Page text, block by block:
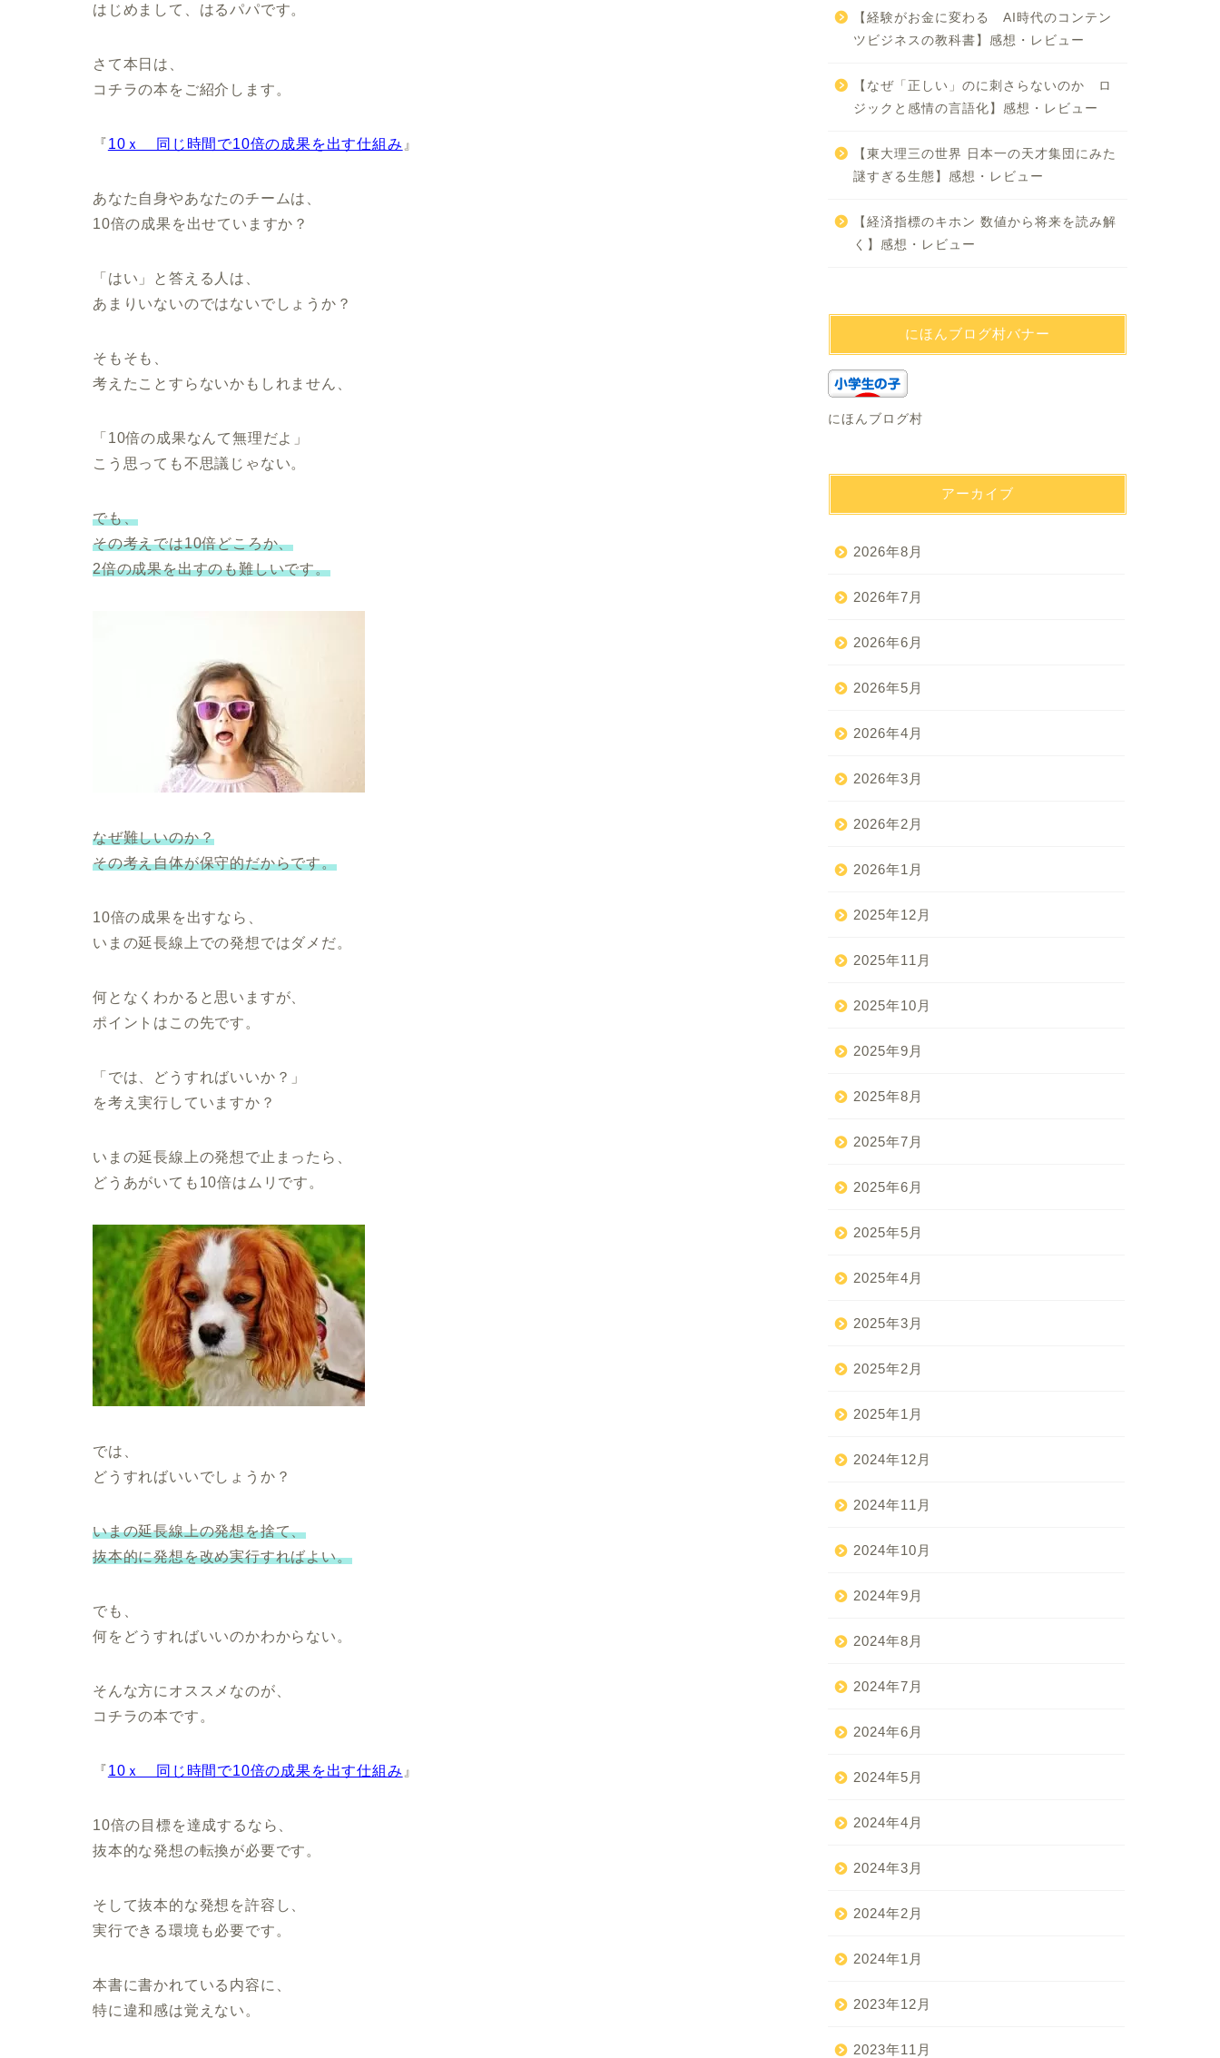
はじめまして、はるパパです。
さて本日は、
コチラの本をご紹介します。
『10ｘ 同じ時間で10倍の成果を出す仕組み 』
あなた自身やあなたのチームは、
10倍の成果を出せていますか？
「はい」と答える人は、
あまりいないのではないでしょうか？
そもそも、
考えたことすらないかもしれません、
「10倍の成果なんて無理だよ」
こう思っても不思議じゃない。
でも、
その考えでは10倍どころか、
2倍の成果を出すのも難しいです。
なぜ難しいのか？
その考え自体が保守的だからです。
10倍の成果を出すなら、
いまの延長線上での発想ではダメだ。
何となくわかると思いますが、
ポイントはこの先です。
「では、どうすればいいか？」
を考え実行していますか？
いまの延長線上の発想で止まったら、
どうあがいても10倍はムリです。
では、
どうすればいいでしょうか？
いまの延長線上の発想を捨て、
抜本的に発想を改め実行すればよい。
でも、
何をどうすればいいのかわからない。
そんな方にオススメなのが、
コチラの本です。
『10ｘ 同じ時間で10倍の成果を出す仕組み 』
10倍の目標を達成するなら、
抜本的な発想の転換が必要です。
そして抜本的な発想を許容し、
実行できる環境も必要です。
本書に書かれている内容に、
特に違和感は覚えない。
【経験がお金に変わる AI時代のコンテン
ツビジネスの教科書】感想・レビュー
【なぜ「正しい」のに刺さらないのか ロ
ジックと感情の言語化】感想・レビュー
【東大理三の世界 日本一の天才集団にみた
謎すぎる生態】感想・レビュー
【経済指標のキホン 数値から将来を読み解
く】感想・レビュー
にほんブログ村バナー
にほんブログ村
アーカイブ
2026年8月
2026年7月
2026年6月
2026年5月
2026年4月
2026年3月
2026年2月
2026年1月
2025年12月
2025年11月
2025年10月
2025年9月
2025年8月
2025年7月
2025年6月
2025年5月
2025年4月
2025年3月
2025年2月
2025年1月
2024年12月
2024年11月
2024年10月
2024年9月
2024年8月
2024年7月
2024年6月
2024年5月
2024年4月
2024年3月
2024年2月
2024年1月
2023年12月
2023年11月